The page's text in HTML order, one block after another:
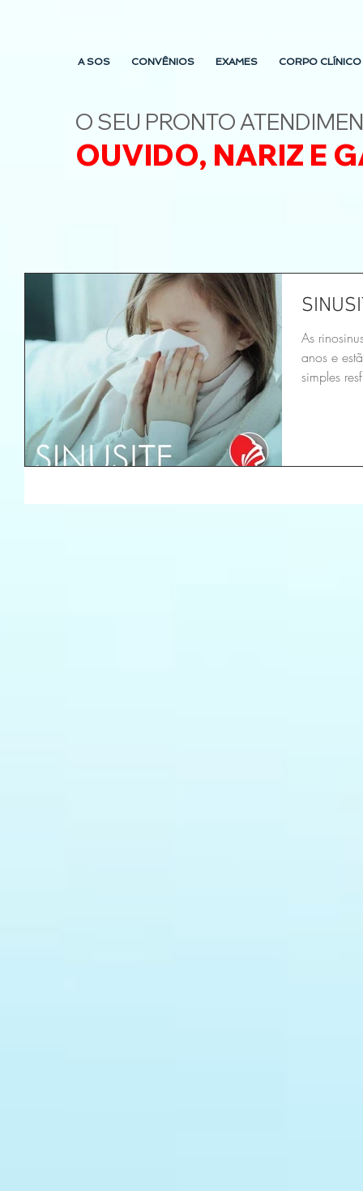
A SOS CONVÊNIOS EXAMES CORPO CLÍNICO
O SEU PRONTO
OUVIDO, NARIZ E
As
anos e
simples